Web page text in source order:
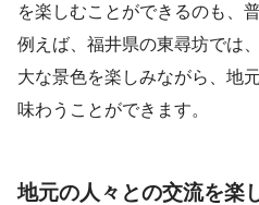
を楽しむことができるのも、
例えば、福井県の東尋坊では
大な景色を楽しみながら、地
味わうことができます。
地元の人々との交流を楽